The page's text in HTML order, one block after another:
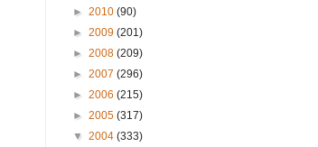
► 2010 (90)
► 2009 (201)
► 2008 (209)
► 2007 (296)
► 2006 (215)
► 2005 (317)
▼ 2004 (333)